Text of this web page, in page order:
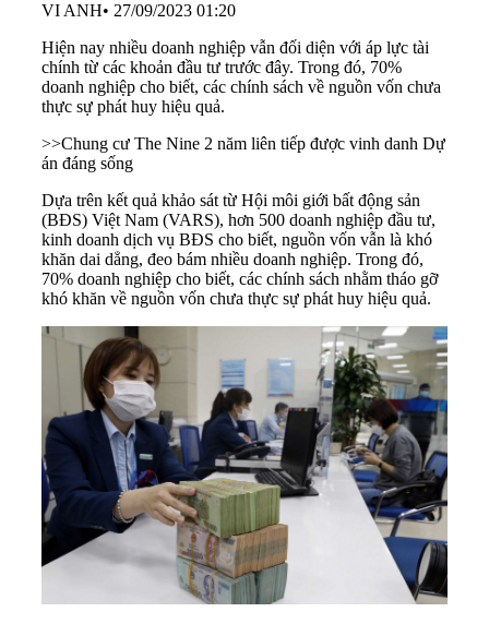
VI ANH• 27/09/2023 01:20
Hiện nay nhiều doanh nghiệp vẫn đối diện với áp lực tài
chính từ các khoản đầu tư trước đây. Trong đó, 70%
doanh nghiệp cho biết, các chính sách về nguồn vốn chưa
thực sự phát huy hiệu quả.
>>Chung cư The Nine 2 năm liên tiếp được vinh danh Dự
án đáng sống
Dựa trên kết quả khảo sát từ Hội môi giới bất động sản
(BĐS) Việt Nam (VARS), hơn 500 doanh nghiệp đầu tư,
kinh doanh dịch vụ BĐS cho biết, nguồn vốn vẫn là khó
khăn dai dẳng, đeo bám nhiều doanh nghiệp. Trong đó,
70% doanh nghiệp cho biết, các chính sách nhằm tháo gỡ
khó khăn về nguồn vốn chưa thực sự phát huy hiệu quả.